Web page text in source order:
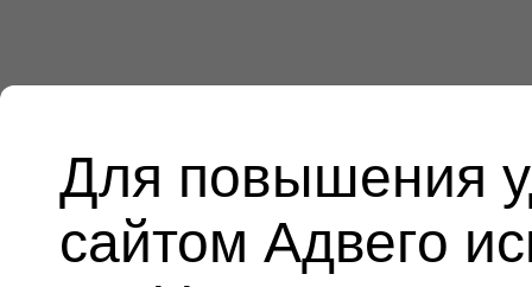
Для повышения
сайтом Адвего